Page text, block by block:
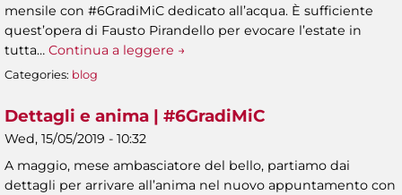
mensile con #6GradiMiC dedicato all’acqua. È sufficiente
quest’opera di Fausto Pirandello per evocare l’estate in
tutta… Continua a leggere →
Categories: blog
Dettagli e anima | #6GradiMiC
Wed, 15/05/2019 - 10:32
A maggio, mese ambasciatore del bello, partiamo dai
dettagli per arrivare all’anima nel nuovo appuntamento con